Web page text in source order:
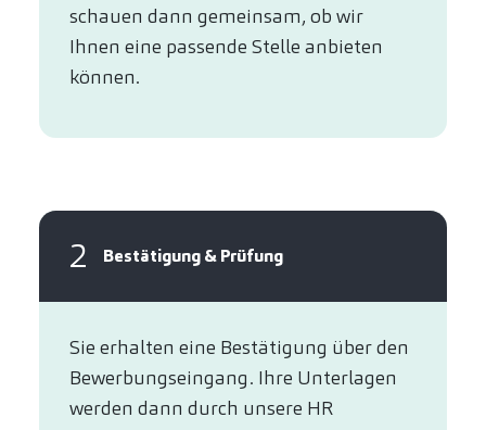
schauen dann gemeinsam, ob wir
Ihnen eine passende Stelle anbieten
können.​
2 Bestätigung & Prüfung
Sie erhalten eine Bestätigung über den
Bewerbungseingang. Ihre Unterlagen
werden dann durch unsere HR